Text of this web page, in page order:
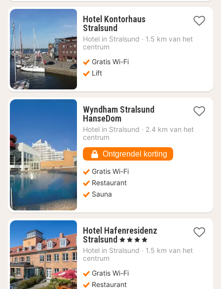
Hotel Kontorhaus
Stralsund1
nacht
151,48
Hotel in Stralsund · 1.5 km van het
centrum
Gratis Wi-Fi
Lift
Wyndham Stralsund
HanseDom1
nacht
88,46
Hotel in Stralsund · 2.4 km van het
centrum
Ontgrendel korting
Gratis Wi-Fi
Restaurant
Sauna
Hotel Hafenresidenz
Stralsund 1
nacht
157,99
, 4 Sterren
Hotel in Stralsund · 1.5 km van het
centrum
Gratis Wi-Fi
Restaurant